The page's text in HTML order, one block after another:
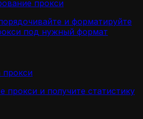
прокси
и форматируйте
под нужный формат
прокси
прокси и получите статистику